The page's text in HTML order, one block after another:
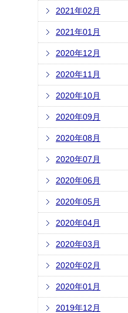
2021年02月
2021年01月
2020年12月
2020年11月
2020年10月
2020年09月
2020年08月
2020年07月
2020年06月
2020年05月
2020年04月
2020年03月
2020年02月
2020年01月
2019年12月